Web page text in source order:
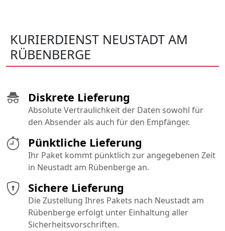
KURIERDIENST NEUSTADT AM
RÜBENBERGE
Pünktliche Lieferung
Ihr Paket kommt pünktlich zur angegebenen Zeit
in Neustadt am Rübenberge an.
Sichere Lieferung
Die Zustellung Ihres Pakets nach Neustadt am
Rübenberge erfolgt unter Einhaltung aller
Sicherheitsvorschriften.
Diskrete Lieferung
Absolute Vertraulichkeit der Daten sowohl für
den Absender als auch für den Empfänger.